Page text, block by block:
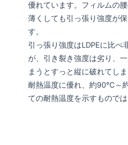
優れています。フィルムの
薄くしても引っ張り強度が
す。
引っ張り強度はLDPEに比べ
が、引き裂き強度は劣り、
まうとすっと縦に破れてし
耐熱温度に優れ、約90℃～
ての耐熱温度を示すものでは